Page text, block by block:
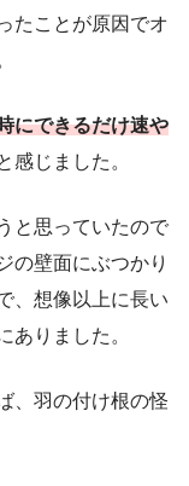
たことが原因でオ
にできるだけ速や
感じました。
と思っていたので
の壁面にぶつかり
、想像以上に長い
ありました。
、羽の付け根の怪